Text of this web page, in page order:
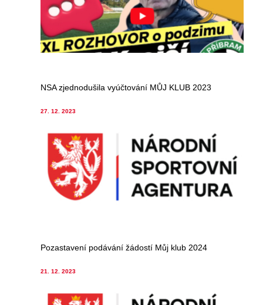
NSA zjednodušila vyúčtování MŮJ KLUB 2023
27. 12. 2023
Pozastavení podávání žádostí Můj klub 2024
21. 12. 2023